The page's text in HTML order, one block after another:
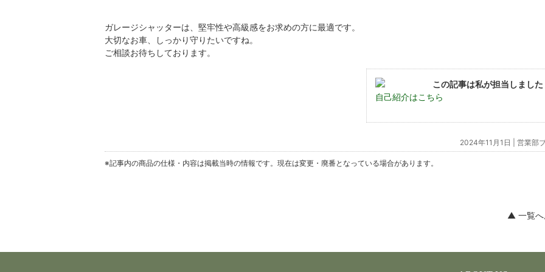
ガレージシャッターは、堅牢性や高級感をお求めの方に最適です。
大切なお車、しっかり守りたいですね。
ご相談お待ちしております。
この記事は私が担当しました
自己紹介はこちら
2024年11月1日 | 営業部
※記事内の商品の仕様・内容は掲載当時の情報です。現在は変更・廃番となっている場合があります。
▲ 一覧へ